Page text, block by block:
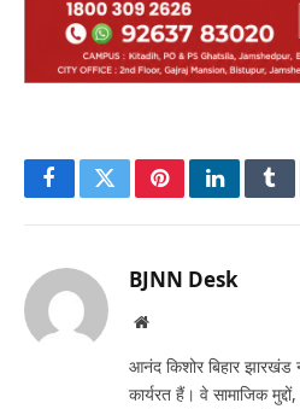
FacebookTwitterPinterestLinkedIn
BJNN Desk
Website
आनंद किशोर बिहार
कार्यरत हैं। वे सामाजिक